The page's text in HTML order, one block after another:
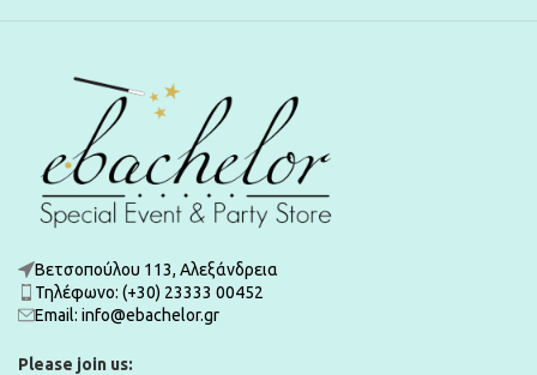
Βετσοπούλου 113, Αλεξάνδρεια
Τηλέφωνο: (+30) 23333 00452
Εmail: info@ebachelor.gr
Please join us: